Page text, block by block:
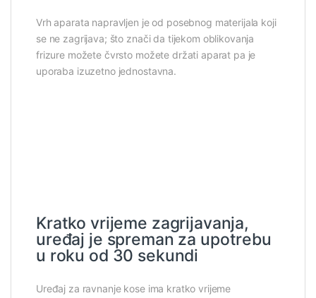
Vrh aparata napravljen je od posebnog materijala koji
se ne zagrijava; što znači da tijekom oblikovanja
frizure možete čvrsto možete držati aparat pa je
uporaba izuzetno jednostavna.
Kratko vrijeme zagrijavanja,
uređaj je spreman za upotrebu
u roku od 30 sekundi
Uređaj za ravnanje kose ima kratko vrijeme